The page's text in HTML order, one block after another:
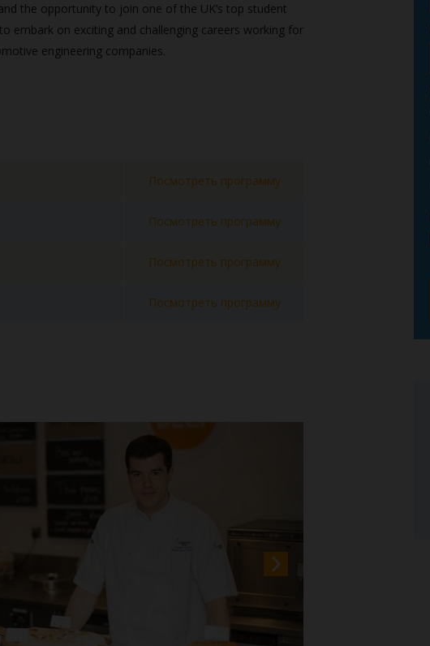
the opportunity to join one of the UK’s top student
embark on exciting and challenging careers working for
engineering companies.
Посмотреть программу
Посмотреть программу
Посмотреть программу
Посмотреть программу